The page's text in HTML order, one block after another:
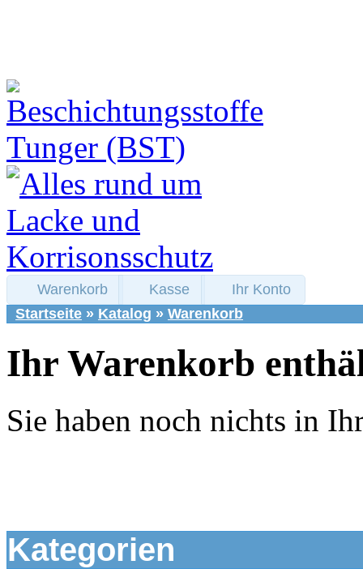
Warenkorb Kasse
Ihr Konto
Startseite » Katalog » Warenkorb
Ihr Warenkorb
Sie haben noch nichts in
Kategorien